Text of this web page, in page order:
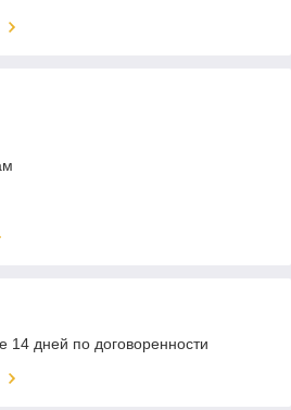
14 дней по договоренности